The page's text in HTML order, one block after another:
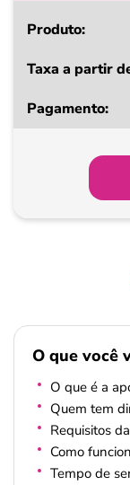
Produto
a
Pagamento
O que você
O que é a
Quem tem
Requisitos
Como
Tempo de